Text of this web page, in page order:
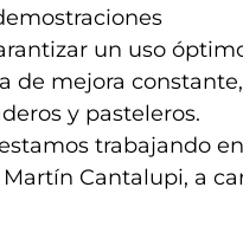
un uso
de mejora constante,
y pasteleros.
trabajando
Cantalupi, a